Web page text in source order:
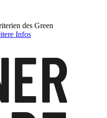
des Green
Infos